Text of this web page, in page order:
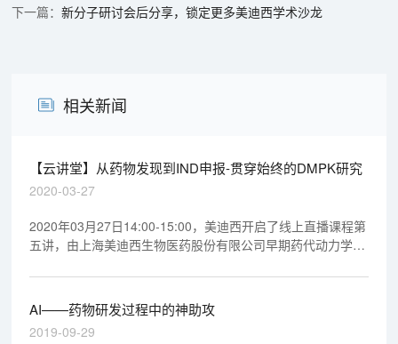
新分子研讨会后分享，锁定更多美迪西学术沙龙
相关新闻
【云讲堂】从药物发现到IND申报-贯穿始终的DMPK研究
2020-03-27
2020年03月27日14:00-15:00，美迪西开启了线上直播课程第
五讲，由上海美迪西生物医药股份有限公司早期药代动力学室
终的DMPK研究》，欢迎观看回放视频。
AI——药物研发过程中的神助攻
2019-09-29